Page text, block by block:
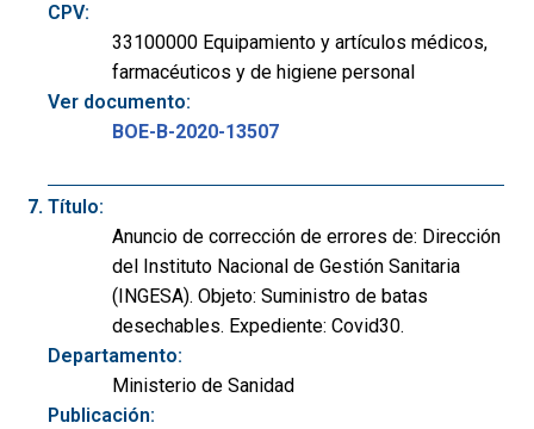
CPV:
33100000 Equipamiento y artículos médicos,
farmacéuticos y de higiene personal
Ver documento:
BOE-B-2020-13507
Título:
Anuncio de corrección de errores de: Dirección
del Instituto Nacional de Gestión Sanitaria
(INGESA). Objeto: Suministro de batas
desechables. Expediente: Covid30.
Departamento:
Ministerio de Sanidad
Publicación: